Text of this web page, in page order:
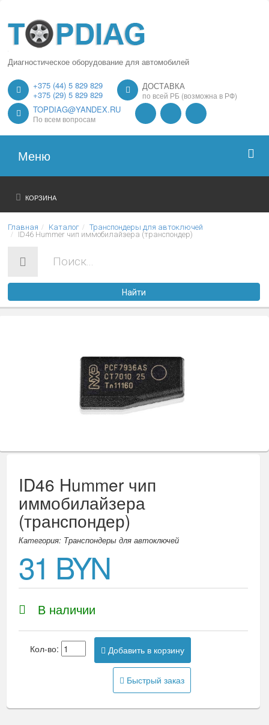
Диагностическое оборудование для автомобилей
+375 (44) 5 829 829
+375 (29) 5 829 829
ДОСТАВКА
по всей РБ (возможна в РФ)
TOPDIAG@YANDEX.RU
По всем вопросам
Меню
Главная
О нас
Оплата
КОРЗИНА
Главная Каталог
Транспондеры для автоключей
ID46 Hummer чип иммобилайзера (транспондер)
Найти
ID46 Hummer чип
иммобилайзера
(транспондер)
Категория: Транспондеры для автоключей
31 BYN
В наличии
Кол-во: Добавить в корзину
Быстрый заказ